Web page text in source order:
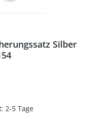
Silber
2-5 Tage